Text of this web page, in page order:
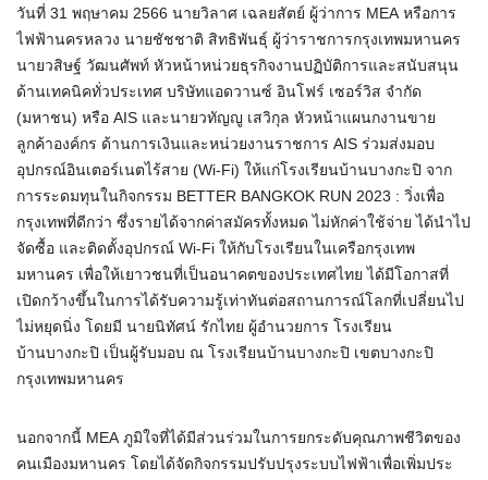
วันที่ 31 พฤษาคม 2566 นายวิลาศ เฉลยสัตย์ ผู้ว่าการ MEAหรือการ
ไฟฟ้านครหลวง นายชัชชาติ สิทธิพันธุ์ ผู้ว่าราชการกรุงเทพมหานคร
นายวสิษฐ์ วัฒนศัพท์ หัวหน้าหน่วยธุรกิจงานปฏิบัติการและสนับสนุน
ด้านเทคนิคทั่วประเทศ บริษัทแอดวานซ์ อินโฟร์ เซอร์วิส จำกัด
(มหาชน) หรือ AIS และนายวทัญญู เสวิกุล หัวหน้าแผนกงานขาย
ลูกค้าองค์กร ด้านการเงินและหน่วยงานราชการ AIS ร่วมส่งมอบ
อุปกรณ์อินเตอร์เนตไร้สาย (Wi-Fi) ให้แก่โรงเรียนบ้านบางกะปิ จาก
การระดมทุนในกิจกรรม BETTER BANGKOK RUN 2023 : วิ่งเพื่อ
กรุงเทพที่ดีกว่า ซึ่งรายได้จากค่าสมัครทั้งหมด ไม่หักค่าใช้จ่าย ได้นำไป
จัดซื้อ และติดตั้งอุปกรณ์ Wi-Fi ให้กับโรงเรียนในเครือกรุงเทพ
มหานคร เพื่อให้เยาวชนที่เป็นอนาคตของประเทศไทย ได้มีโอกาสที่
เปิดกว้างขึ้นในการได้รับความรู้เท่าทันต่อสถานการณ์โลกที่เปลี่ยนไป
ไม่หยุดนิ่ง โดยมี นายนิทัศน์ รักไทย ผู้อำนวยการ โรงเรียน
บ้านบางกะปิ เป็นผู้รับมอบ ณ โรงเรียนบ้านบางกะปิ เขตบางกะปิ
กรุงเทพมหานคร
นอกจากนี้ MEA ภูมิใจที่ได้มีส่วนร่วมในการยกระดับคุณภาพชีวิตของ
คนเมืองมหานคร โดยได้จัดกิจกรรมปรับปรุงระบบไฟฟ้าเพื่อเพิ่มประ